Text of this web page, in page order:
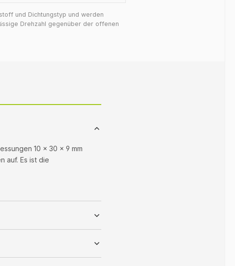
und Dichtungstyp und werden
Drehzahl gegenüber der offenen
10 × 30 × 9 mm
auf. Es ist die